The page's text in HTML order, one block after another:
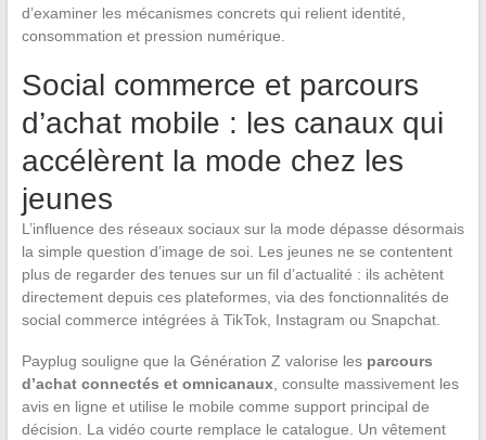
d’examiner les mécanismes concrets qui relient identité,
consommation et pression numérique.
Social commerce et parcours
d’achat mobile : les canaux qui
accélèrent la mode chez les
jeunes
L’influence des réseaux sociaux sur la mode dépasse désormais
la simple question d’image de soi. Les jeunes ne se contentent
plus de regarder des tenues sur un fil d’actualité : ils achètent
directement depuis ces plateformes, via des fonctionnalités de
social commerce intégrées à TikTok, Instagram ou Snapchat.
Payplug souligne que la Génération Z valorise les parcours
d’achat connectés et omnicanaux, consulte massivement les
avis en ligne et utilise le mobile comme support principal de
décision. La vidéo courte remplace le catalogue. Un vêtement